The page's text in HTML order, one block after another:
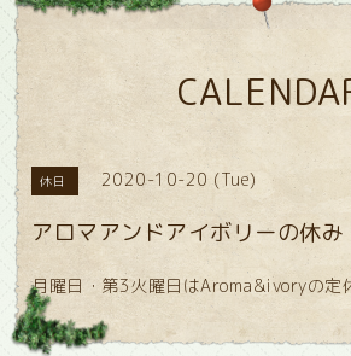
休日 2020-10-20 (Tue)
アロマアンドアイボリーの休み
月曜日・第3火曜日はAroma&ivoryの定